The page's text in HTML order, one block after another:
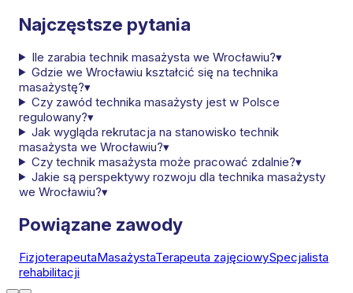
Najczęstsze pytania
Ile zarabia technik masażysta we Wrocławiu?▾
Gdzie we Wrocławiu kształcić się na technika
masażystę?▾
Czy zawód technika masażysty jest w Polsce
regulowany?▾
Jak wygląda rekrutacja na stanowisko technik
masażysta we Wrocławiu?▾
Czy technik masażysta może pracować zdalnie?▾
Jakie są perspektywy rozwoju dla technika masażysty
we Wrocławiu?▾
Powiązane zawody
FizjoterapeutaMasażystaTerapeuta zajęciowySpecjalista
rehabilitacji